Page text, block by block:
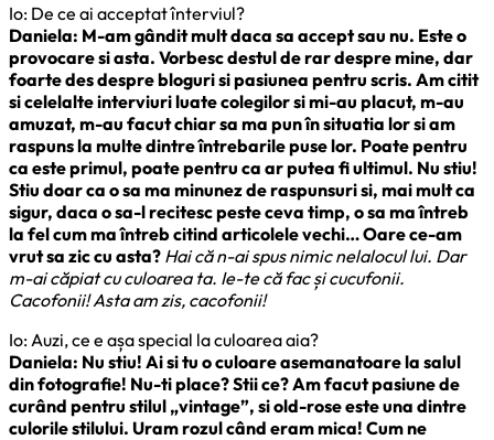
Io: De ce ai acceptat înterviul?
Daniela: M-am gândit mult daca sa accept sau nu. Este o
provocare si asta. Vorbesc destul de rar despre mine, dar
foarte des despre bloguri si pasiunea pentru scris. Am citit
si celelalte interviuri luate colegilor si mi-au placut, m-au
amuzat, m-au facut chiar sa ma pun în situatia lor si am
raspuns la multe dintre întrebarile puse lor. Poate pentru
ca este primul, poate pentru ca ar putea fi ultimul. Nu stiu!
Stiu doar ca o sa ma minunez de raspunsuri si, mai mult ca
sigur, daca o sa-l recitesc peste ceva timp, o sa ma întreb
la fel cum ma întreb citind articolele vechi… Oare ce-am
vrut sa zic cu asta? Hai că n-ai spus nimic nelalocul lui. Dar
m-ai căpiat cu culoarea ta. Ie-te că fac și cucufonii.
Cacofonii! Asta am zis, cacofonii!
Io: Auzi, ce e așa special la culoarea aia?
Daniela: Nu stiu! Ai si tu o culoare asemanatoare la salul
din fotografie! Nu-ti place? Stii ce? Am facut pasiune de
curând pentru stilul „vintage”, si old-rose este una dintre
culorile stilului. Uram rozul când eram mica! Cum ne